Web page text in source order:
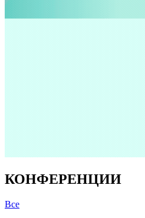
КОНФЕРЕНЦИИ
Все